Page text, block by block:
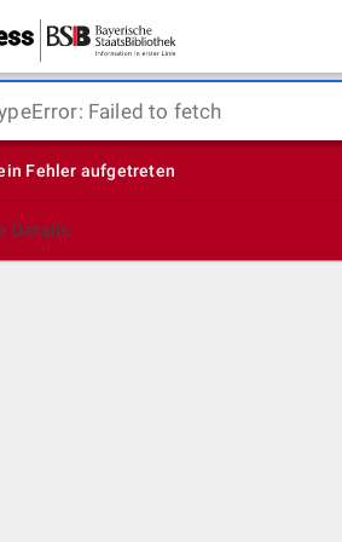
Failed to fetch
Fehler aufgetreten
Details